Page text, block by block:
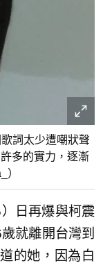
詞太少遭嘲狀聲
多的實力，逐漸
）
日再爆與柯震
就離開台灣到
的她，因為白